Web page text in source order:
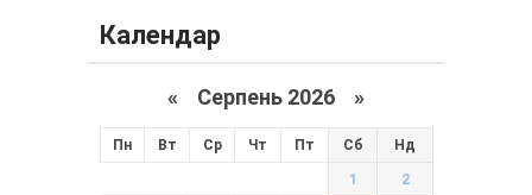
Календар
« Серпень 2026 »
Пн Вт Ср Чт Пт Сб Нд
1 2